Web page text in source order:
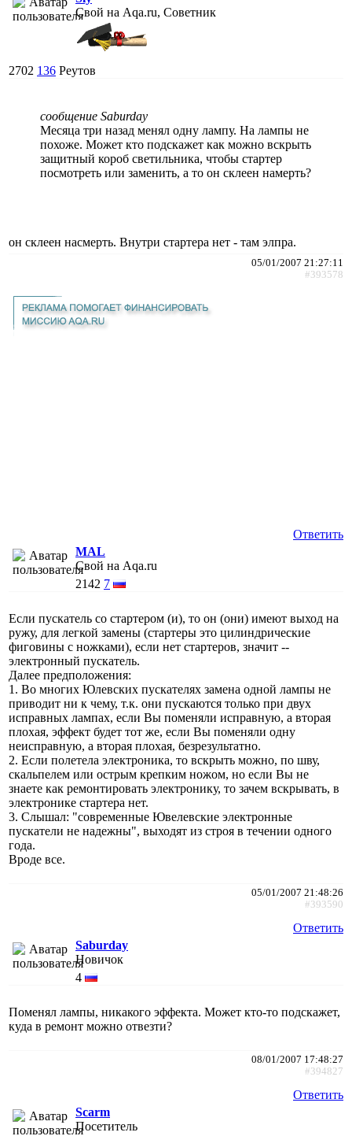
Свой на Aqa.ru, Советник
2702 136 Реутов
сообщение Saburday
Месяца три назад менял одну лампу. На лампы не
похоже. Может кто подскажет как можно вскрыть
защитный короб светильника, чтобы стартер
посмотреть или заменить, а то он склеен намерть?
он склеен насмерть. Внутри стартера нет - там элпра.
05/01/2007 21:27:11
#393578
Ответить
MAL
Свой на Aqa.ru
2142 7
Если пускатель со стартером (и), то он (они) имеют выход на
ружу, для легкой замены (стартеры это цилиндрические
фиговины с ножками), если нет стартеров, значит --
электронный пускатель.
Далее предположения:
1. Во многих Юлевских пускателях замена одной лампы не
приводит ни к чему, т.к. они пускаются только при двух
исправных лампах, если Вы поменяли исправную, а вторая
плохая, эффект будет тот же, если Вы поменяли одну
неисправную, а вторая плохая, безрезультатно.
2. Если полетела электроника, то вскрыть можно, по шву,
скальпелем или острым крепким ножом, но если Вы не
знаете как ремонтировать электронику, то зачем вскрывать, в
электронике стартера нет.
3. Слышал: "современные Ювелевские электронные
пускатели не надежны", выходят из строя в течении одного
года.
Вроде все.
05/01/2007 21:48:26
#393590
Ответить
Saburday
Новичок
4
Поменял лампы, никакого эффекта. Может кто-то подскажет,
куда в ремонт можно отвезти?
08/01/2007 17:48:27
#394827
Ответить
Scarm
Посетитель